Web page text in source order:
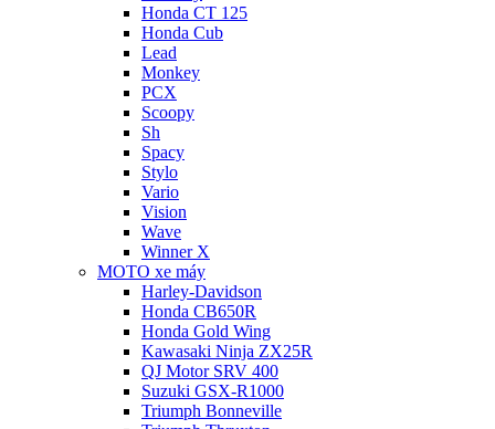
Honda CT 125
Honda Cub
Lead
Monkey
PCX
Scoopy
Sh
Spacy
Stylo
Vario
Vision
Wave
Winner X
MOTO xe máy
Harley-Davidson
Honda CB650R
Honda Gold Wing
Kawasaki Ninja ZX25R
QJ Motor SRV 400
Suzuki GSX-R1000
Triumph Bonneville